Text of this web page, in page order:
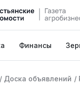
Финансы
/ Доска объявлений /